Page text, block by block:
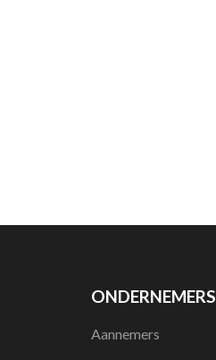
ONDERNEMERS
Aannemers